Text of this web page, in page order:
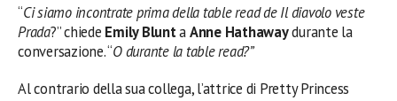
“Ci siamo incontrate prima della table read de Il diavolo veste
Prada?” chiede Emily BluntaAnne Hathawaydurante la
conversazione. “O durante la table read?”
Al contrario della sua collega, l’attrice di Pretty Princess